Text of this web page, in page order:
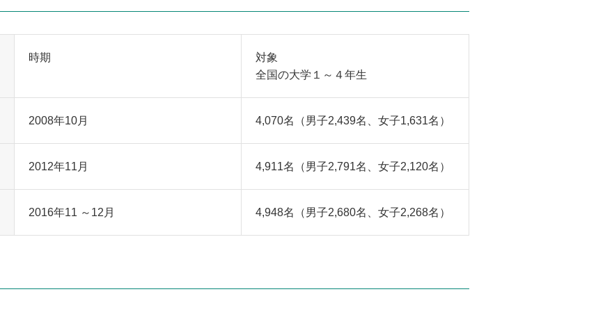
時期
対象
全国の大学１～４年生
2008年10月 4,070名（男子2,439名、女子1,631名）
2012年11月 4,911名（男子2,791名、女子2,120名）
2016年11 ～12月 4,948名（男子2,680名、女子2,268名）